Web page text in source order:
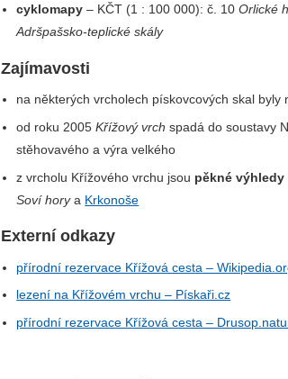
cyklomapy – KČT (1 : 100 000): č. 10Orlické
Adršpašsko-teplické skály
Zajímavosti
na některých vrcholech pískovcových skal byly
od roku 2005Křížový vrch spadá do soustavy
stěhovavého a výra velkého
z vrcholu Křížového vrchu jsou pěkné výhledy
Soví horya Krkonoše
Externí odkazy
přírodní rezervace Křížová cesta –
lezení na Křížovém vrchu – Pískaři.cz
přírodní rezervace Křížová cesta –